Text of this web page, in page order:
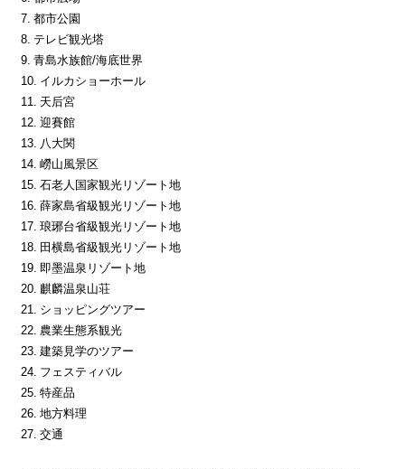
7. 都市公園
8. テレビ観光塔
9. 青島水族館/海底世界
10. イルカショーホール
11. 天后宮
12. 迎賽館
13. 八大関
14. 嶗山風景区
15. 石老人国家観光リゾート地
16. 薛家島省級観光リゾート地
17. 琅琊台省級観光リゾート地
18. 田横島省級観光リゾート地
19. 即墨温泉リゾート地
20. 麒麟温泉山荘
21. ショッピングツアー
22. 農業生態系観光
23. 建築見学のツアー
24. フェスティバル
25. 特産品
26. 地方料理
27. 交通